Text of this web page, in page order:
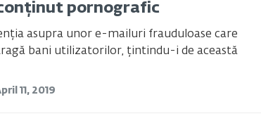
pornografic
asupra unor e-mailuri frauduloase care
bani utilizatorilor, țintindu-i de această
11, 2019